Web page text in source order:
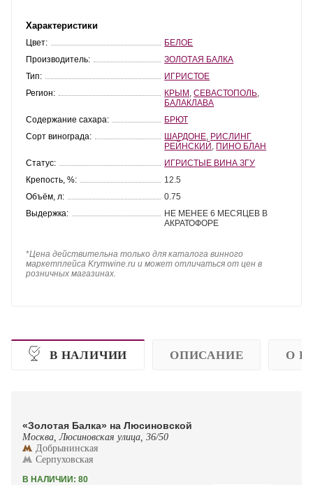
Характеристики
Цвет:
БЕЛОЕ
Производитель:
ЗОЛОТАЯ БАЛКА
Тип:
ИГРИСТОЕ
Регион:
КРЫМ ,СЕВАСТОПОЛЬ
БАЛАКЛАВА
Содержание сахара:
БРЮТ
Сорт винограда:
ШАРДОНЕ РИСЛИНГ
РЕЙНСКИЙ ПИНО БЛАН
Статус:
ИГРИСТЫЕ ВИНА ЗГУ
Крепость, %:
12.5
Объём, л:
0.75
Выдержка:
НЕ МЕНЕЕ 6 МЕСЯЦЕВ В
АКРАТОФОРЕ
*Цена действительна только для каталога винного
маркетплейса Krymwine.ru и может отличаться от цен в
розничных магазинах.
В НАЛИЧИИ ОПИСАНИЕ О
«Золотая Балка» на Люсиновской
Москва, Люсиновская улица, 36/50
Добрынинская
Серпуховская
В НАЛИЧИИ: 80